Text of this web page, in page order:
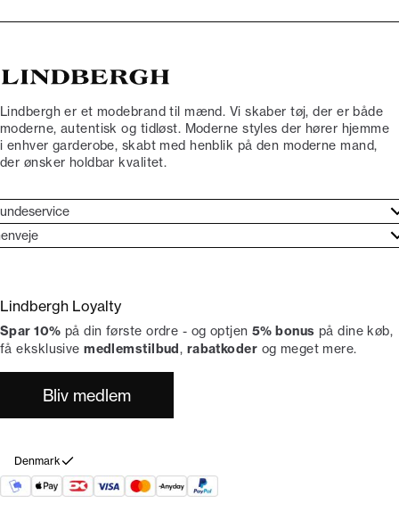
Lindbergh er et modebrand til mænd. Vi skaber tøj, der er både
moderne, autentisk og tidløst. Moderne styles der hører hjemme
i enhver garderobe, skabt med henblik på den moderne mand,
der ønsker holdbar kvalitet.
dit køb
Lindbergh Ambassadør
Lindbergh Loyalty
Spar 10% på din første ordre - og optjen 5% bonus på dine køb,
få eksklusivemedlemstilbud, rabatkoder og meget mere.
Bliv medlem
Denmark